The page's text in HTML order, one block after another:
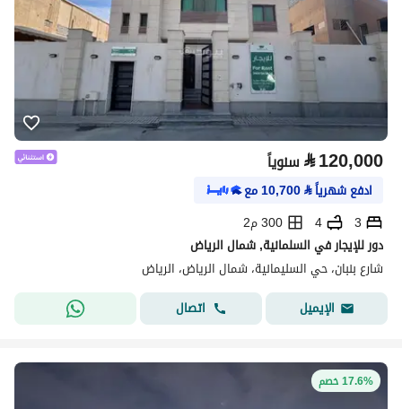
⃁120,000 سنوياً
ادفع شهرياً⃁
10,700مع
3
4
300 م2
دور للإيجار في السلمانية, شمال الرياض
شارع بنبان، حي السليمانية، شمال الرياض، الرياض
الإيميل
اتصال
17.6% خصم